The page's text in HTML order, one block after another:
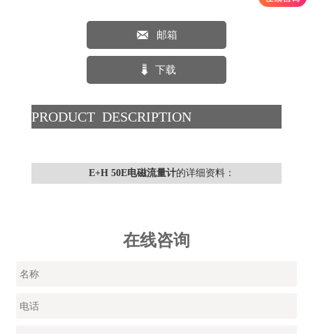
 邮箱
 下载
PRODUCT DESCRIPTION
E+H 50E电磁流量计的详细资料：
在线咨询